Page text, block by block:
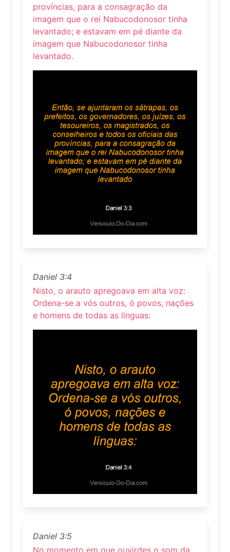
províncias, para a consagração da
imagem que o rei Nabucodonosor tinha
levantado; e estavam em pé diante da
imagem que Nabucodonosor tinha
levantado.
Daniel 3:4
Nisto, o arauto apregoava em alta voz:
Ordena-se a vós outros, ó povos, nações
e homens de todas as línguas:
Daniel 3:5
No momento em que ouvirdes o som da